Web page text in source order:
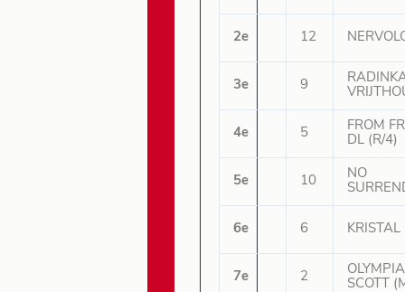
2e 12
3e 9
4e 5
FROM
DL (R/4)
5e 10
NO
6e 6
7e 2
OLYMPIA
SCOTT